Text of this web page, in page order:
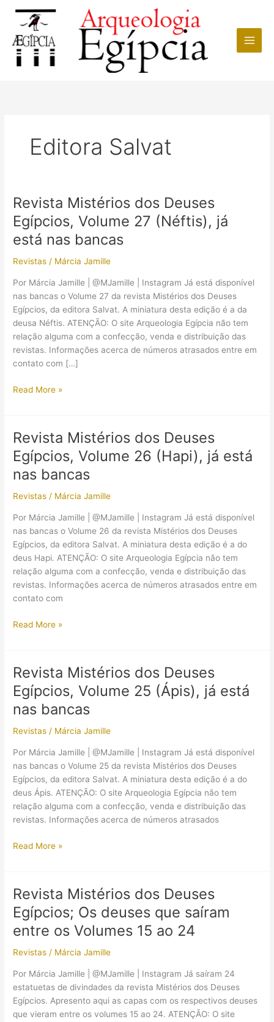
conteúdo
Editora Salvat
Revista Mistérios dos Deuses
Egípcios, Volume 27 (Néftis), já
está nas bancas
Revistas / Márcia Jamille
Por Márcia Jamille | @MJamille | Instagram Já está disponível
nas bancas o Volume 27 da revista Mistérios dos Deuses
Egípcios, da editora Salvat. A miniatura desta edição é a da
deusa Néftis. ATENÇÃO: O site Arqueologia Egípcia não tem
relação alguma com a confecção, venda e distribuição das
revistas. Informações acerca de números atrasados entre em
contato com […]
Revista
Egípcios,
Volume
27
(Néftis),
já
nas
bancas
Read More »
Revista Mistérios dos Deuses
Egípcios, Volume 26 (Hapi), já está
nas bancas
Revistas / Márcia Jamille
Por Márcia Jamille | @MJamille | Instagram Já está disponível
nas bancas o Volume 26 da revista Mistérios dos Deuses
Egípcios, da editora Salvat. A miniatura desta edição é a do
deus Hapi. ATENÇÃO: O site Arqueologia Egípcia não tem
relação alguma com a confecção, venda e distribuição das
revistas. Informações acerca de números atrasados entre em
contato com
Revista
Egípcios,
Volume
26
(Hapi),
já
nas
bancas
Read More »
Revista Mistérios dos Deuses
Egípcios, Volume 25 (Ápis), já está
nas bancas
Revistas / Márcia Jamille
Por Márcia Jamille | @MJamille | Instagram Já está disponível
nas bancas o Volume 25 da revista Mistérios dos Deuses
Egípcios, da editora Salvat. A miniatura desta edição é a do
deus Ápis. ATENÇÃO: O site Arqueologia Egípcia não tem
relação alguma com a confecção, venda e distribuição das
revistas. Informações acerca de números atrasados
Revista
Egípcios,
Volume
25
(Ápis),
já
nas
bancas
Read More »
Revista Mistérios dos Deuses
Egípcios; Os deuses que saíram
entre os Volumes 15 ao 24
Revistas / Márcia Jamille
Por Márcia Jamille | @MJamille | Instagram Já saíram 24
estatuetas de divindades da revista Mistérios dos Deuses
Egípcios. Apresento aqui as capas com os respectivos deuses
que vieram entre os volumes 15 ao 24. ATENÇÃO: O site